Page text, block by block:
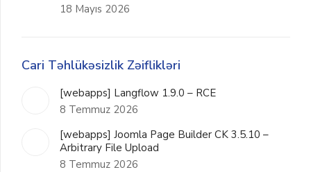
18 Mayıs 2026
Cari Təhlükəsizlik Zəiflikləri
[webapps] Langflow 1.9.0 – RCE
8 Temmuz 2026
[webapps] Joomla Page Builder CK 3.5.10 –
Arbitrary File Upload
8 Temmuz 2026